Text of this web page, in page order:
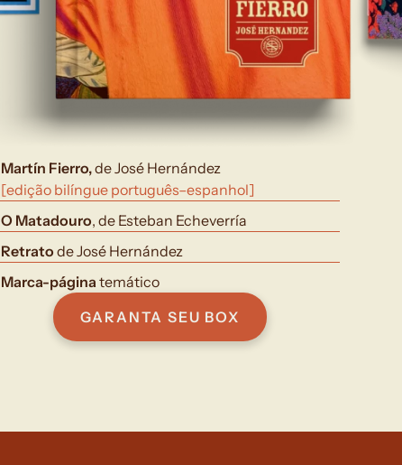
Martín Fierro, de José Hernández
[edição bilíngue português–espanhol]
O Matadouro, de Esteban Echeverría
Retrato de José Hernández
Marca-página temático
GARANTA SEU BOX